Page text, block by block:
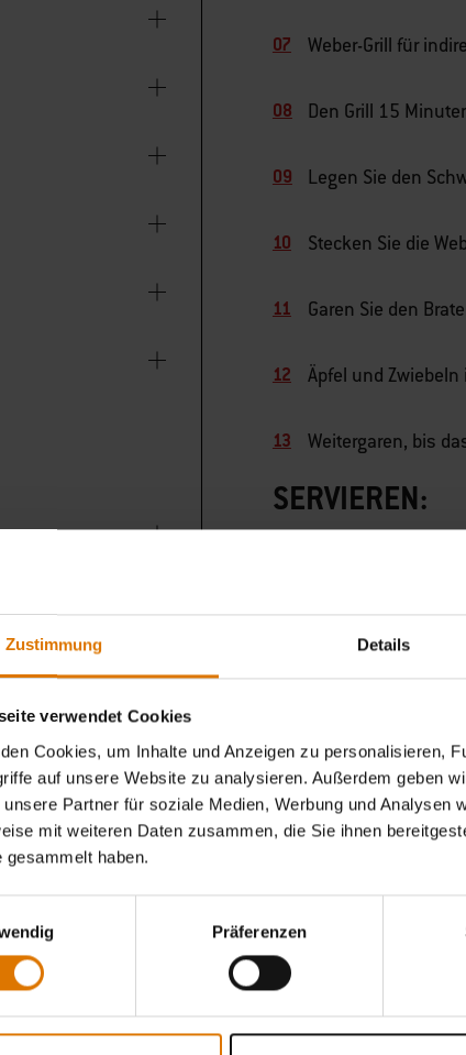
Zustimmung Details
verwendet Cookies
Cookies, um Inhalte und Anzeigen zu personalisieren,
auf unsere Website zu analysieren. Außerdem geben
unsere Partner für soziale Medien, Werbung und Analysen
mit weiteren Daten zusammen, die Sie ihnen
gesammelt haben.
Präferenzen
Weber-Grill für
Den Grill 15
Legen Sie den
Stecken Sie die
Garen Sie den
Äpfel und
Weitergaren, bis
SERVIEREN:
Zwischen den
Schwenkbraten-